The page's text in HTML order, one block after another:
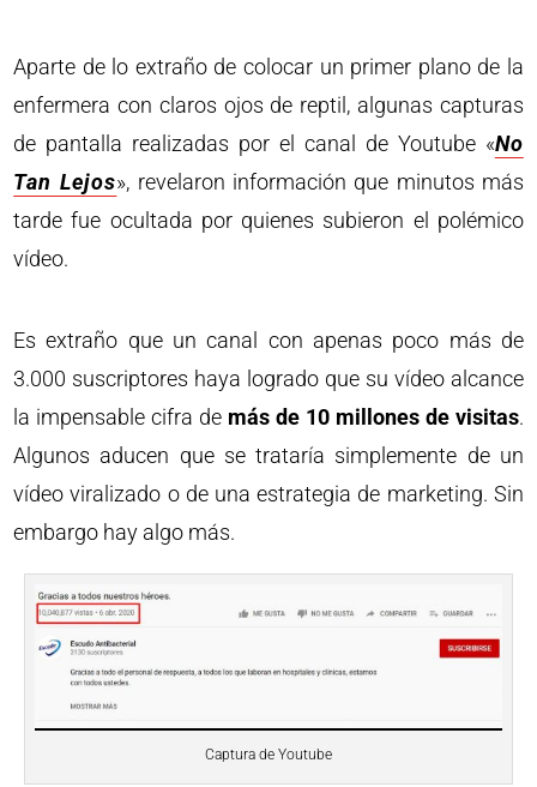
Aparte de lo extraño de colocar un primer plano de la
enfermera con claros ojos de reptil, algunas capturas
de pantalla realizadas por el canal de Youtube «No
Tan Lejos», revelaron información que minutos más
tarde fue ocultada por quienes subieron el polémico
vídeo.
Es extraño que un canal con apenas poco más de
3.000 suscriptores haya logrado que su vídeo alcance
la impensable cifra de más de 10 millones de visitas.
Algunos aducen que se trataría simplemente de un
vídeo viralizado o de una estrategia de marketing. Sin
embargo hay algo más.
Captura de Youtube